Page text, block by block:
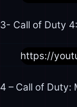
3- Call of Duty
https://
4 – Call of Duty: